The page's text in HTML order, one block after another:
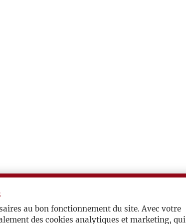
au bon fonctionnement du site. Avec votre
des cookies analytiques et marketing, qui